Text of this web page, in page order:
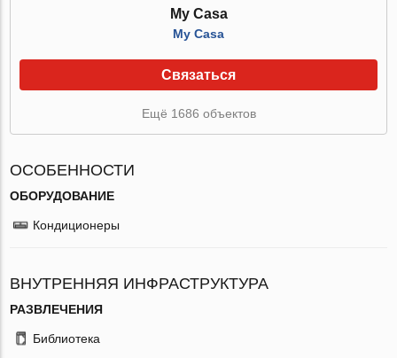
My Casa
My Casa
Связаться
Ещё 1686 объектов
ОСОБЕННОСТИ
ОБОРУДОВАНИЕ
Кондиционеры
ВНУТРЕННЯЯ ИНФРАСТРУКТУРА
РАЗВЛЕЧЕНИЯ
Библиотека